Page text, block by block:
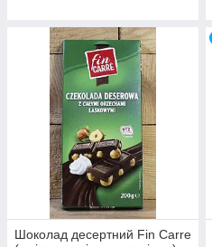
Шоколад десертний Fin Carre